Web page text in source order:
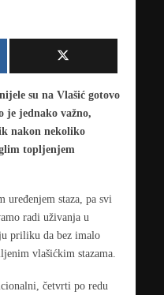
su na Vlašić gotovo
je jednako važno,
nakon nekoliko
topljenjem
uređenjem staza, pa svi
radi uživanja u
priliku da bez imalo
vlašićkim stazama.
četvrti po redu